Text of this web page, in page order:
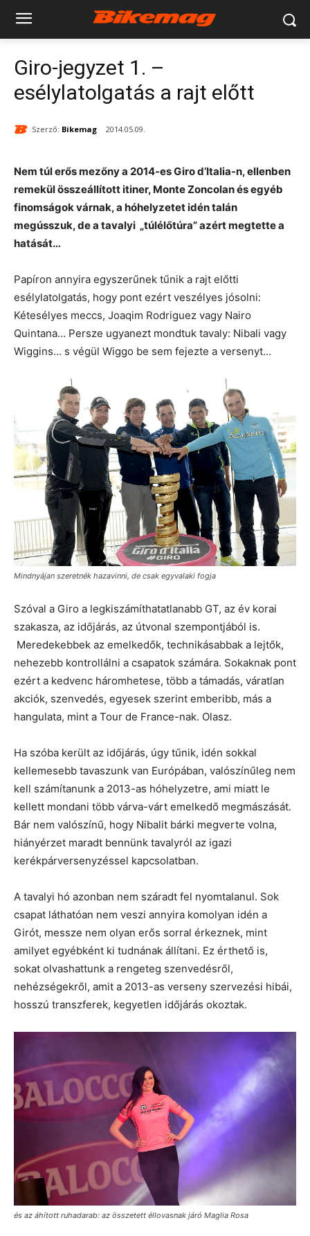
Giro-jegyzet 1. –
esélylatolgatás a rajt előtt
Szerző: Bikemag 2014.05.09.
Nem túl erős mezőny a 2014-es Giro d’Italia-n, ellenben
remekül összeállított itiner, Monte Zoncolan és egyéb
finomságok várnak, a hóhelyzetet idén talán
megússzuk, de a tavalyi „túlélőtúra” azért megtette a
hatását…
Papíron annyira egyszerűnek tűnik a rajt előtti
esélylatolgatás, hogy pont ezért veszélyes jósolni:
Kétesélyes meccs, Joaqim Rodriguez vagy Nairo
Quintana… Persze ugyanezt mondtuk tavaly: Nibali vagy
Wiggins… s végül Wiggo be sem fejezte a versenyt…
Mindnyájan szeretnék hazavinni, de csak egyvalaki fogja
Szóval a Giro a legkiszámíthatatlanabb GT, az év korai
szakasza, az időjárás, az útvonal szempontjából is.
Meredekebbek az emelkedők, technikásabbak a lejtők,
nehezebb kontrollálni a csapatok számára. Sokaknak pont
ezért a kedvenc háromhetese, több a támadás, váratlan
akciók, szenvedés, egyesek szerint emberibb, más a
hangulata, mint a Tour de France-nak. Olasz.
Ha szóba került az időjárás, úgy tűnik, idén sokkal
kellemesebb tavaszunk van Európában, valószínűleg nem
kell számítanunk a 2013-as hóhelyzetre, ami miatt le
kellett mondani több várva-várt emelkedő megmászását.
Bár nem valószínű, hogy Nibalit bárki megverte volna,
hiányérzet maradt bennünk tavalyról az igazi
kerékpárversenyzéssel kapcsolatban.
A tavalyi hó azonban nem száradt fel nyomtalanul. Sok
csapat láthatóan nem veszi annyira komolyan idén a
Girót, messze nem olyan erős sorral érkeznek, mint
amilyet egyébként ki tudnának állítani. Ez érthető is,
sokat olvashattunk a rengeteg szenvedésről,
nehézségekről, amit a 2013-as verseny szervezési hibái,
hosszú transzferek, kegyetlen időjárás okoztak.
és az áhított ruhadarab: az összetett éllovasnak járó Maglia Rosa